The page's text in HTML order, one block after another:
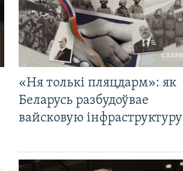
«Ня толькі пляцдарм»: як
Беларусь разбудоўвае
вайсковую інфраструктуру